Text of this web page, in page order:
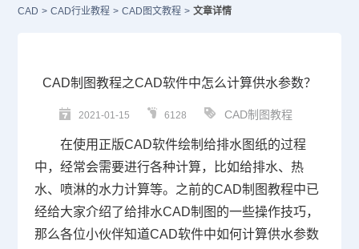
CAD > CAD行业教程 > CAD图文教程 > 文章详情
CAD制图教程之CAD软件中怎么计算供水参数？
2021-01-15 6128 CAD制图教程
在使用正版CAD软件绘制给排水图纸的过程
中，经常会需要进行各种计算，比如给排水、热
水、喷淋的水力计算等。之前的CAD制图教程中已
经给大家介绍了给排水CAD制图的一些操作技巧，
那么各位小伙伴知道CAD软件中如何计算供水参数